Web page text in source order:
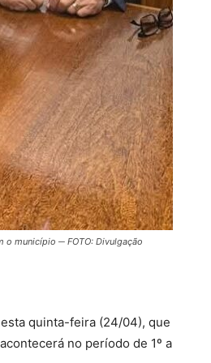
município ─ FOTO: Divulgação
quinta-feira (24/04), que
no período de 1º a